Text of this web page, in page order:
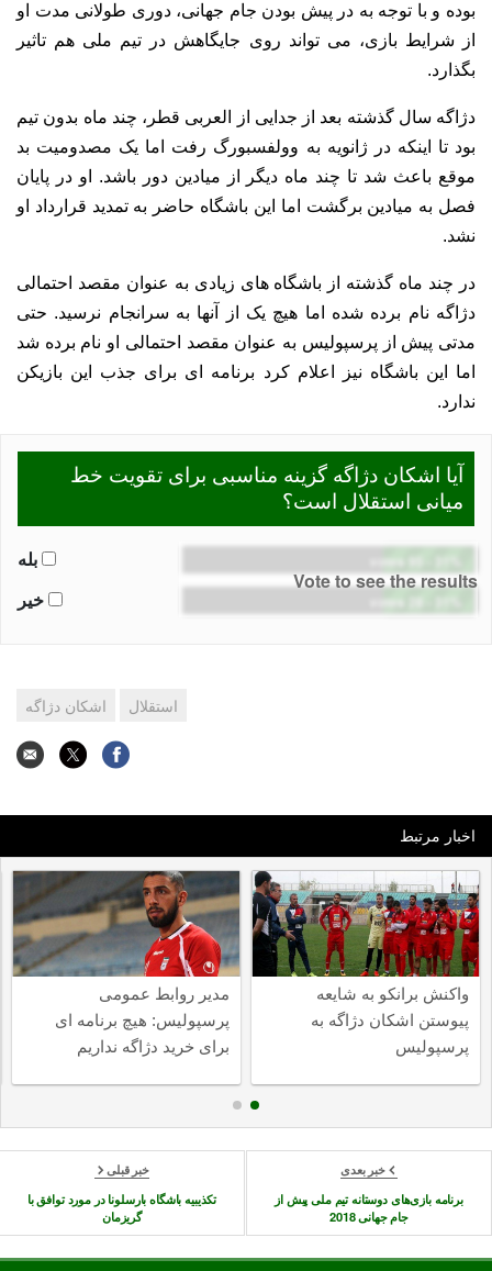
بوده و با توجه به در پیش بودن جام جهانی، دوری طولانی مدت او
از شرایط بازی، می تواند روی جایگاهش در تیم ملی هم تاثیر
بگذارد.
دژاگه سال گذشته بعد از جدایی از العربی قطر، چند ماه بدون تیم
بود تا اینکه در ژانویه به وولفسبورگ رفت اما یک مصدومیت بد
موقع باعث شد تا چند ماه دیگر از میادین دور باشد. او در پایان
فصل به میادین برگشت اما این باشگاه حاضر به تمدید قرارداد او
نشد.
در چند ماه گذشته از باشگاه های زیادی به عنوان مقصد احتمالی
دژاگه نام برده شده اما هیچ یک از آنها به سرانجام نرسید. حتی
مدتی پیش از پرسپولیس به عنوان مقصد احتمالی او نام برده شد
اما این باشگاه نیز اعلام کرد برنامه ای برای جذب این بازیکن
ندارد.
آیا اشکان دژاگه گزینه مناسبی برای تقویت خط
میانی استقلال است؟
Vote to see the results
بله
خیر
استقلال اشکان دژاگه
اخبار مرتبط
واکنش برانکو به شایعه
پیوستن اشکان دژاگه به
پرسپولیس
مدیر روابط عمومی
پرسپولیس: هیچ برنامه ای
برای خرید دژاگه نداریم
خبر بعدی
برنامه بازی‌های دوستانه تیم ملی پیش از
جام جهانی 2018
خبر قبلی
تکذیبیه باشگاه بارسلونا در مورد توافق با
گریزمان